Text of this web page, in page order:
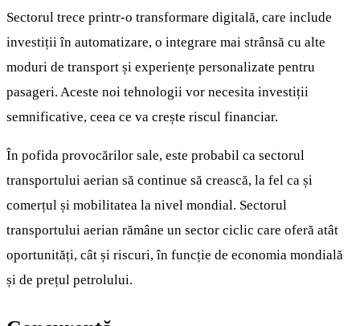
Sectorul trece printr-o transformare digitală, care include
investiții în automatizare, o integrare mai strânsă cu alte
moduri de transport și experiențe personalizate pentru
pasageri. Aceste noi tehnologii vor necesita investiții
semnificative, ceea ce va crește riscul financiar.
În pofida provocărilor sale, este probabil ca sectorul
transportului aerian să continue să crească, la fel ca și
comerțul și mobilitatea la nivel mondial. Sectorul
transportului aerian rămâne un sector ciclic care oferă atât
oportunități, cât și riscuri, în funcție de economia mondială
și de prețul petrolului.